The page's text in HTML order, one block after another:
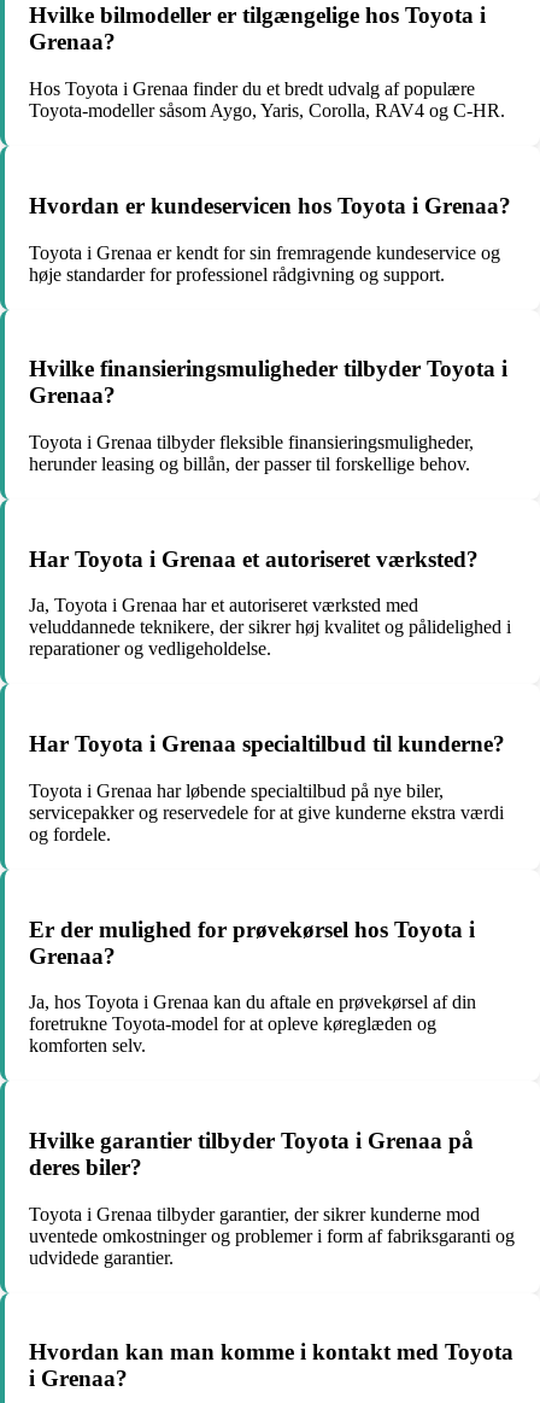
Hvilke bilmodeller er tilgængelige hos Toyota i
Grenaa?
Hos Toyota i Grenaa finder du et bredt udvalg af populære
Toyota-modeller såsom Aygo, Yaris, Corolla, RAV4 og C-HR.
Hvordan er kundeservicen hos Toyota i Grenaa?
Toyota i Grenaa er kendt for sin fremragende kundeservice og
høje standarder for professionel rådgivning og support.
Hvilke finansieringsmuligheder tilbyder Toyota i
Grenaa?
Toyota i Grenaa tilbyder fleksible finansieringsmuligheder,
herunder leasing og billån, der passer til forskellige behov.
Har Toyota i Grenaa et autoriseret værksted?
Ja, Toyota i Grenaa har et autoriseret værksted med
veluddannede teknikere, der sikrer høj kvalitet og pålidelighed i
reparationer og vedligeholdelse.
Har Toyota i Grenaa specialtilbud til kunderne?
Toyota i Grenaa har løbende specialtilbud på nye biler,
servicepakker og reservedele for at give kunderne ekstra værdi
og fordele.
Er der mulighed for prøvekørsel hos Toyota i
Grenaa?
Ja, hos Toyota i Grenaa kan du aftale en prøvekørsel af din
foretrukne Toyota-model for at opleve køreglæden og
komforten selv.
Hvilke garantier tilbyder Toyota i Grenaa på
deres biler?
Toyota i Grenaa tilbyder garantier, der sikrer kunderne mod
uventede omkostninger og problemer i form af fabriksgaranti og
udvidede garantier.
Hvordan kan man komme i kontakt med Toyota
i Grenaa?